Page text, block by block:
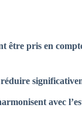
être pris en
avec